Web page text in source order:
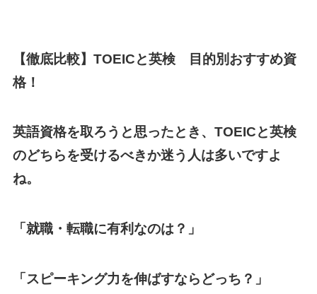
【徹底比較】TOEICと英検 目的別おすすめ資
格！
英語資格を取ろうと思ったとき、TOEICと英検
のどちらを受けるべきか迷う人は多いですよ
ね。
「就職・転職に有利なのは？」
「スピーキング力を伸ばすならどっち？」